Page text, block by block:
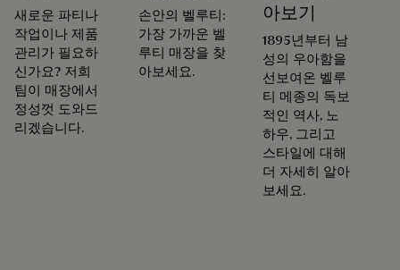
새로운 파티나
작업이나 제품
관리가 필요하
신가요? 저희
팀이 매장에서
정성껏 도와드
리겠습니다.
손안의 벨루티:
가장 가까운 벨
루티 매장을 찾
아보세요.
아보기
1895년부터 남
성의 우아함을
선보여온 벨루
티 메종의 독보
적인 역사, 노
하우, 그리고
스타일에 대해
더 자세히 알아
보세요.